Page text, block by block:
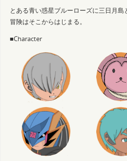
とある青い惑星ブルーローズに三日月島
冒険はそこからはじまる。
■Character